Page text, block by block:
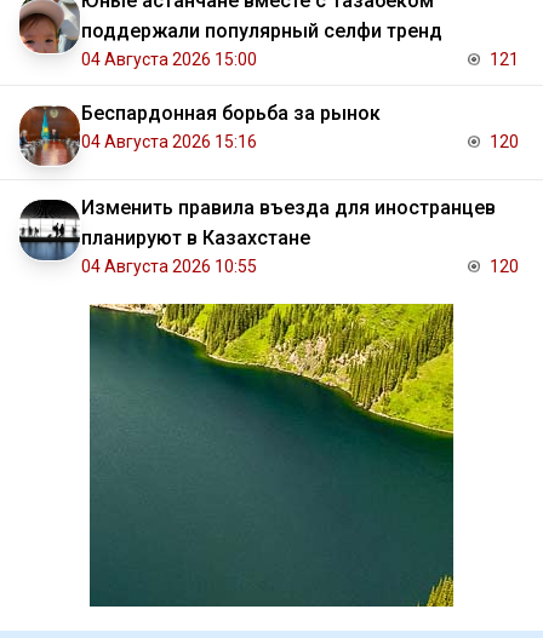
поддержали популярный селфи тренд
04 Августа 2026 15:00 121
Беспардонная борьба за рынок
04 Августа 2026 15:16 120
Изменить правила въезда для иностранцев
планируют в Казахстане
04 Августа 2026 10:55 120